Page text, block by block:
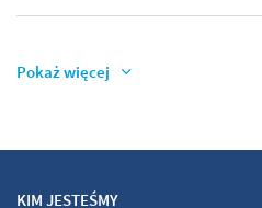
Pokaż więcej
KIM JESTEŚMY